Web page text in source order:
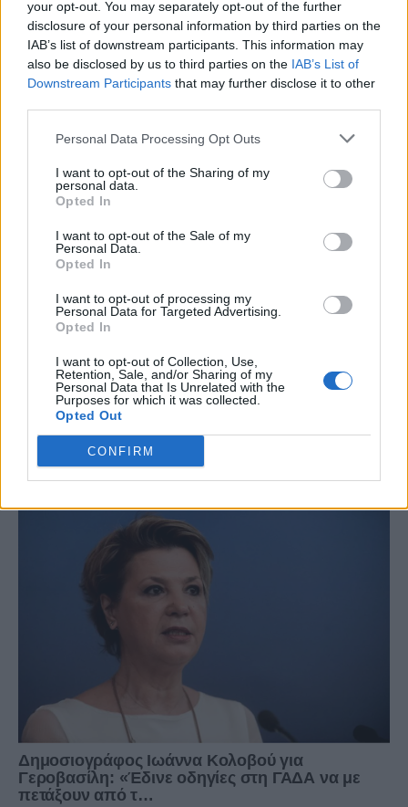
your opt-out. You may separately opt-out of the further
disclosure of your personal information by third parties on the
IAB’s list of downstream participants. This information may
also be disclosed by us to third parties on the IAB’s List of
Downstream Participants that may further disclose it to other
Personal Data Processing Opt Outs
I want to opt-out of the Sharing of my
personal data.
Opted In
I want to opt-out of the Sale of my
Personal Data.
Opted In
I want to opt-out of processing my
Personal Data for Targeted Advertising.
Opted In
I want to opt-out of Collection, Use,
Retention, Sale, and/or Sharing of my
Personal Data that Is Unrelated with the
Purposes for which it was collected.
Opted Out
CONFIRM